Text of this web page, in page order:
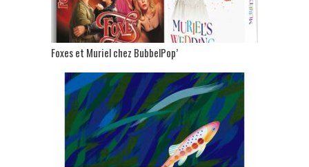
Foxes et Muriel chez BubbelPop’